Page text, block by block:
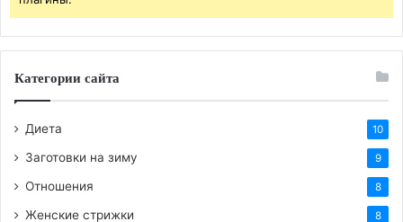
упражнений будет мало. Нужно правильно питаться
и соблюдать диету. Нужно снизить объём калорий
для ягодиц в комплексе с диетой или с правильным
Категории сайта
Диета 10
Заготовки на зиму 9
Отношения 8
Женские стрижки 8